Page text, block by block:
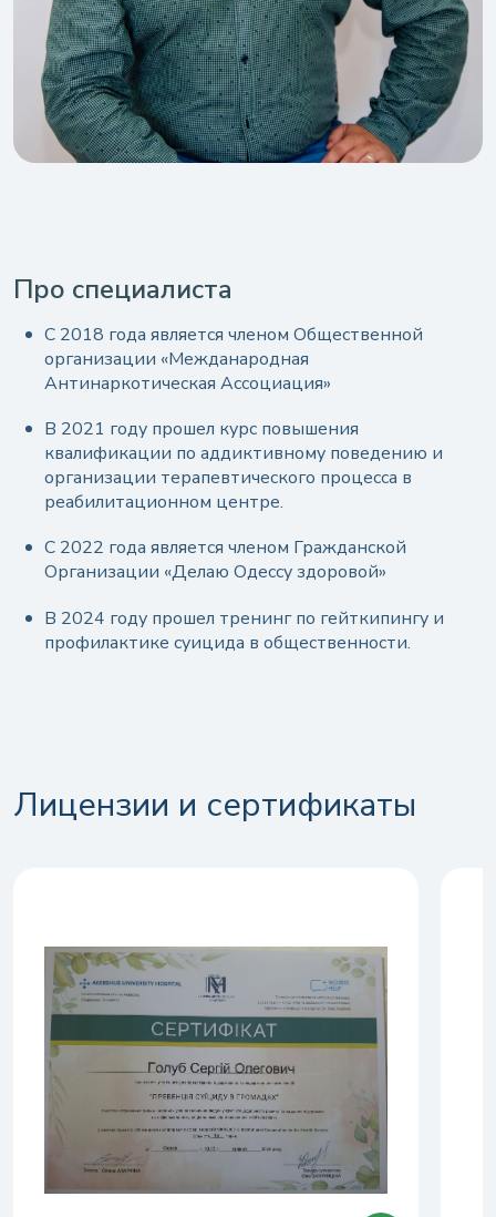
Про специалиста
С 2018 года является членом Общественной
организации «Межданародная
Антинаркотическая Ассоциация»
В 2021 году прошел курс повышения
квалификации по аддиктивному поведению и
организации терапевтического процесса в
реабилитационном центре.
С 2022 года является членом Гражданской
Организации «Делаю Одессу здоровой»
В 2024 году прошел тренинг по гейткипингу и
профилактике суицида в общественности.
Лицензии и сертификаты